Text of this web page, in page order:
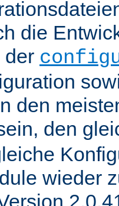
die
der
den
den
wieder